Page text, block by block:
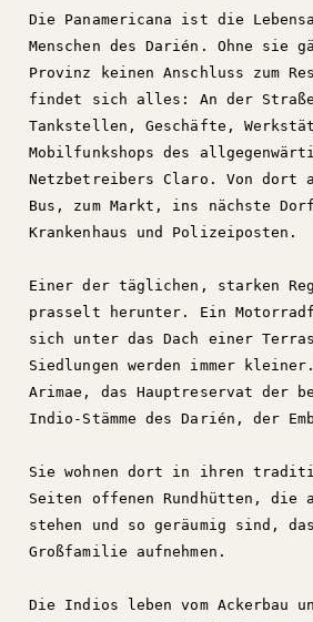
Die Panamericana ist die
Menschen des Darién. Ohne sie
Provinz keinen Anschluss zum
findet sich alles: An der
Tankstellen, Geschäfte,
Mobilfunkshops des
Netzbetreibers Claro. Von dort
Bus, zum Markt, ins nächste
Krankenhaus und Polizeiposten.
Einer der täglichen, starken
prasselt herunter. Ein
sich unter das Dach einer
Siedlungen werden immer
Arimae, das Hauptreservat der
Indio-Stämme des Darién, der
Sie wohnen dort in ihren
Seiten offenen Rundhütten, die
stehen und so geräumig sind,
Großfamilie aufnehmen.
Die Indios leben vom Ackerbau